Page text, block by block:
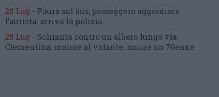
20 Lug - Paura sul bus, passeggero aggredisce
l’autista: arriva la polizia
28 Lug - Schianto contro un albero lungo via
Clementina: malore al volante, muore un 70enne